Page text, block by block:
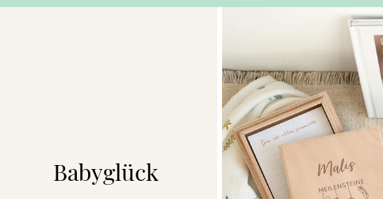
Kartendesigns
auf der jeweiligen Produktseite und lasse Dir die Karten kostenlos per Post zusenden.
Babyglück